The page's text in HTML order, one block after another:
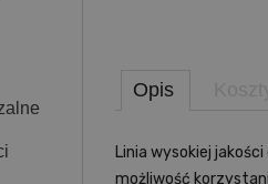
Opis
Linia wysokiej
możliwość